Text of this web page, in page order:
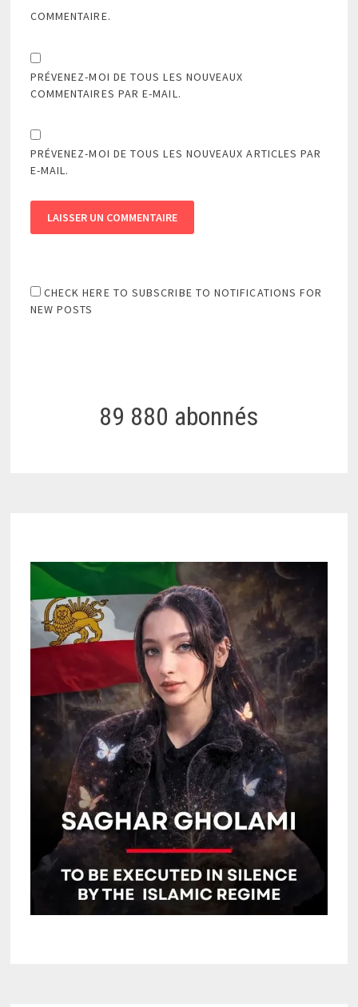
COMMENTAIRE.
PRÉVENEZ-MOI DE TOUS LES NOUVEAUX
COMMENTAIRES PAR E-MAIL.
PRÉVENEZ-MOI DE TOUS LES NOUVEAUX ARTICLES PAR
E-MAIL.
CHECK HERE TO SUBSCRIBE TO NOTIFICATIONS FOR
NEW POSTS
89 880 abonnés